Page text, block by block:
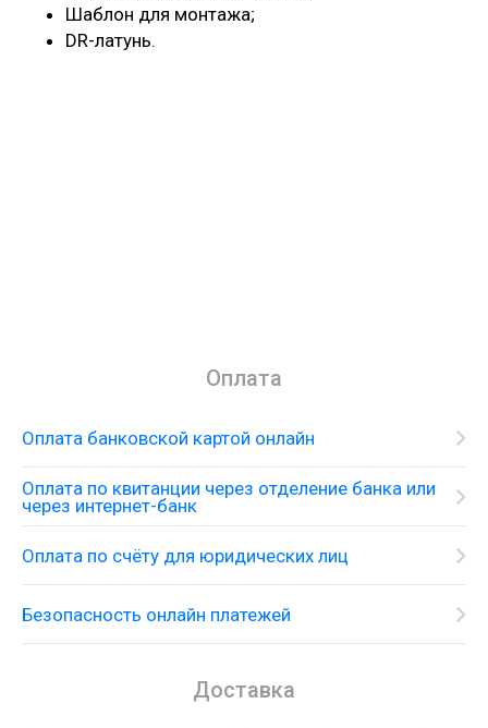
Шаблон для монтажа;
DR-латунь.
Оплата
Оплата банковской картой онлайн
Оплата по квитанции через отделение банка или
через интернет-банк
Оплата по счёту для юридических лиц
Безопасность онлайн платежей
Доставка